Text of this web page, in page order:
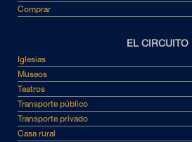
Comprar
EL CIRCUITO
Iglesias
Museos
Teatros
Transporte público
Transporte privado
Casa rural